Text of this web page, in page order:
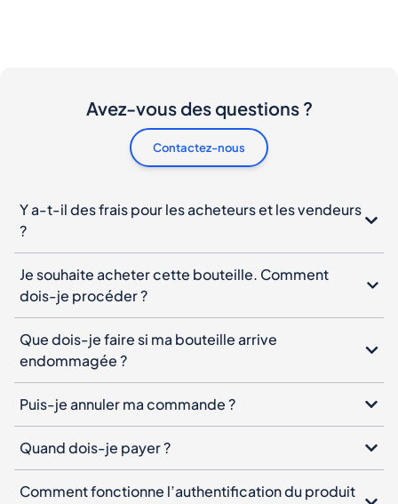
Avez-vous des questions ?
Contactez-nous
Y a-t-il des frais pour les acheteurs et les vendeurs
?
Je souhaite acheter cette bouteille. Comment
dois-je procéder ?
Que dois-je faire si ma bouteille arrive
endommagée ?
Puis-je annuler ma commande ?
Quand dois-je payer ?
Comment fonctionne l’authentification du produit